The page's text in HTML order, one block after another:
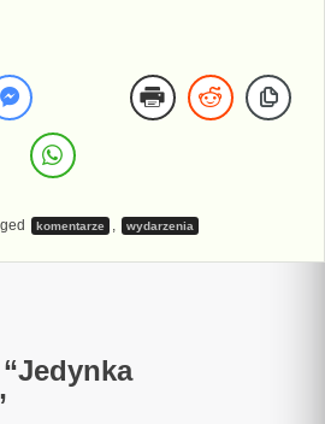
komentarze , wydarzenia
Jedynka